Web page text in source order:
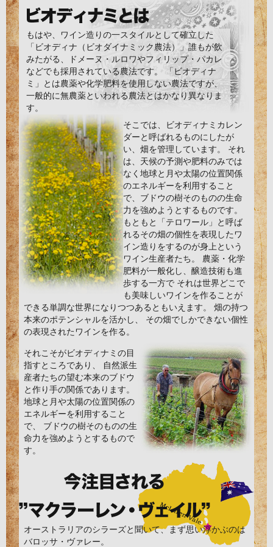
もはや、ワイン造りの一スタイルとして確立した
「ビオディナ（ビオダイナミック農法）」誰もが飲
みたがる、ドメーヌ・ルロワやフィリップ・パカレ
などでも採用されている農法です。 「ビオディナ
ミ」とは農薬や化学肥料を使用しない農法ですが、
一般的に無農薬といわれる農法とはかなり異なりま
す。
そこでは、ビオディナミカレン
ダーと呼ばれるものにしたが
い、畑を管理しています。 それ
は、天候の予測や肥料のみでは
なく地球と月や太陽の位置関係
のエネルギーを利用すること
で、ブドウの樹そのものの生命
力を強めようとするものです。
もともと「テロワール」と呼ば
れるその畑の個性を表現したワ
イン造りをするのが身上という
ワイン生産者たち。 農薬・化学
肥料が一般化し、醸造技術も進
歩する一方で それは世界どこで
も美味しいワインを作ることが
できる単調な世界になりつつあるともいえます。 畑の持つ
本来のポテンシャルを活かし、 その畑でしかできない個性
の表現されたワインを作る。
それこそがビオディナミの目
指すところであり、 自然派生
産者たちの望む本来のブドウ
と作り手の関係であります。
地球と月や太陽の位置関係の
エネルギーを利用すること
で、 ブドウの樹そのものの生
命力を強めようとするもので
す。
オーストラリアのシラーズと聞いて、まず思い浮かぶのは
バロッサ・ヴァレー。